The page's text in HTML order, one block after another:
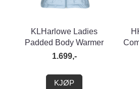
KLHarlowe Ladies
Padded Body Warmer
1.699,-
KJØP